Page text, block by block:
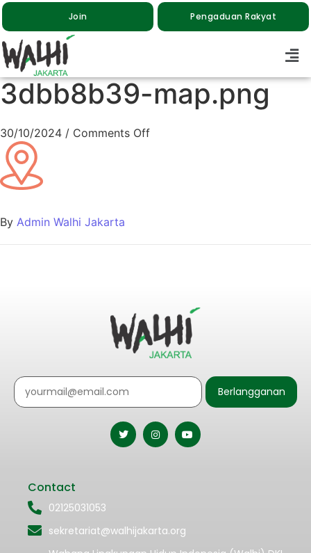
Join Pengaduan Rakyat
3dbb8b39-map.png
30/10/2024 / Comments Off
By Admin Walhi Jakarta
Berlangganan
Contact
02125031053
sekretariat@walhijakarta.org